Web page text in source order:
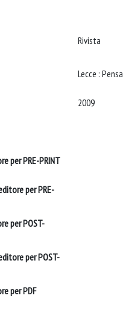
Rivista
per PRE-PRINT
per PRE-
per POST-
per POST-
per PDF